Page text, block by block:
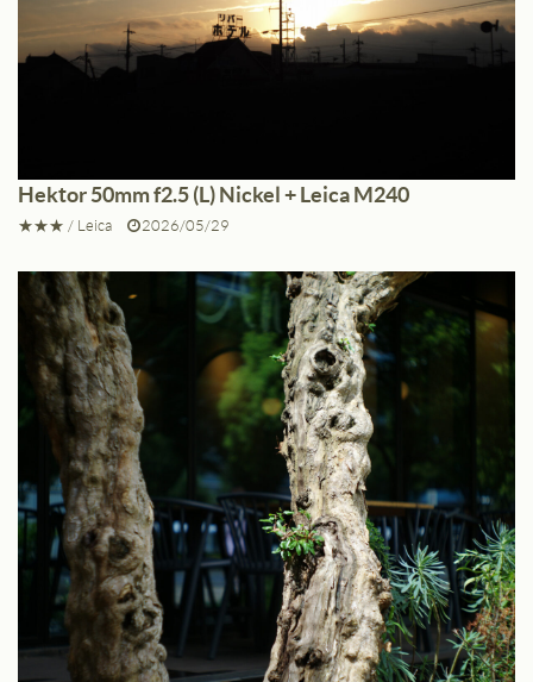
Hektor 50mm f2.5 (L) Nickel + Leica M240
★★★ / Leica 2026/05/29